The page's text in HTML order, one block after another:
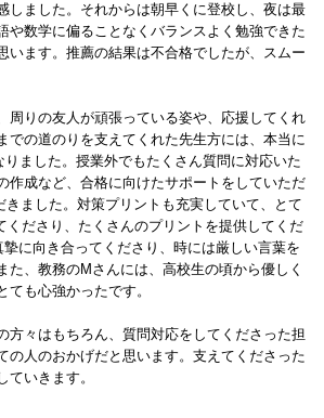
しました。それからは朝早くに登校し、夜は最
数学に偏ることなくバランスよく勉強できた
ます。推薦の結果は不合格でしたが、スムー
周りの友人が頑張っている姿や、応援してくれ
での道のりを支えてくれた先生方には、本当に
ました。授業外でもたくさん質問に対応いた
作成など、合格に向けたサポートをしていただ
ました。対策プリントも充実していて、とて
ださり、たくさんのプリントを提供してくだ
に向き合ってくださり、時には厳しい言葉を
、教務のMさんには、高校生の頃から優しく
も心強かったです。
々はもちろん、質問対応をしてくださった担
の人のおかげだと思います。支えてくださった
いきます。